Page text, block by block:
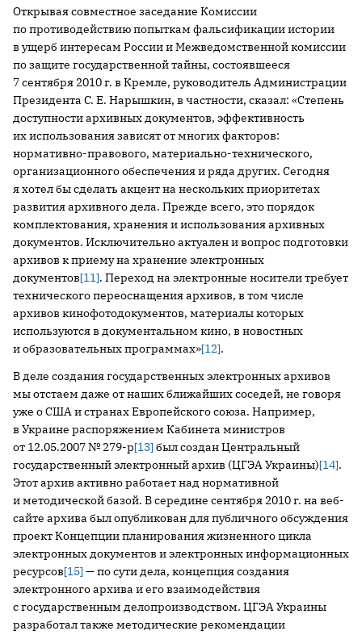
Открывая совместное заседание Комиссии
по противодействию попыткам фальсификации истории
в ущерб интересам России и Межведомственной комиссии
по защите государственной тайны, состоявшееся
7 сентября 2010 г. в Кремле, руководитель Администрации
Президента С. Е. Нарышкин, в частности, сказал: «Степень
доступности архивных документов, эффективность
их использования зависят от многих факторов:
нормативно-правового, материально-технического,
организационного обеспечения и ряда других. Сегодня
я хотел бы сделать акцент на нескольких приоритетах
развития архивного дела. Прежде всего, это порядок
комплектования, хранения и использования архивных
документов. Исключительно актуален и вопрос подготовки
архивов к приему на хранение электронных
документов[11]. Переход на электронные носители требует
технического переоснащения архивов, в том числе
архивов кинофотодокументов, материалы которых
используются в документальном кино, в новостных
и образовательных программах»[12].
В деле создания государственных электронных архивов
мы отстаем даже от наших ближайших соседей, не говоря
уже о США и странах Европейского союза. Например,
в Украине распоряжением Кабинета министров
от 12.05.2007 № 279-р[13]был создан Центральный
государственный электронный архив (ЦГЭА Украины)[14].
Этот архив активно работает над нормативной
и методической базой. В середине сентября 2010 г. на веб-
сайте архива был опубликован для публичного обсуждения
проект Концепции планирования жизненного цикла
электронных документов и электронных информационных
ресурсов[15]— по сути дела, концепция создания
электронного архива и его взаимодействия
с государственным делопроизводством. ЦГЭА Украины
разработал также методические рекомендации